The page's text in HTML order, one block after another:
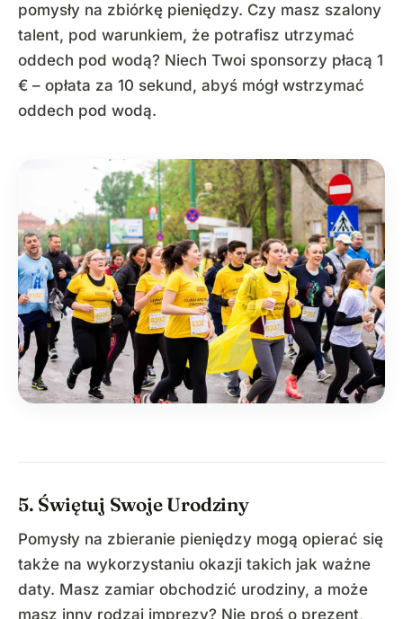
pomysły na zbiórkę pieniędzy. Czy masz szalony
talent, pod warunkiem, że potrafisz utrzymać
oddech pod wodą? Niech Twoi sponsorzy płacą 1
€ – opłata za 10 sekund, abyś mógł wstrzymać
oddech pod wodą.
5. Świętuj Swoje Urodziny
Pomysły na zbieranie pieniędzy mogą opierać się
także na wykorzystaniu okazji takich jak ważne
daty. Masz zamiar obchodzić urodziny, a może
masz inny rodzaj imprezy? Nie proś o prezent,